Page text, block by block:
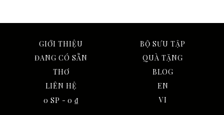
GIỚI THIỆU
BỘ SƯU TẬP
ĐANG CÓ SẴN
QUÀ TẶNG
THƠ
BLOG
LIÊN HỆ
EN
0 SP
0 ₫ VI